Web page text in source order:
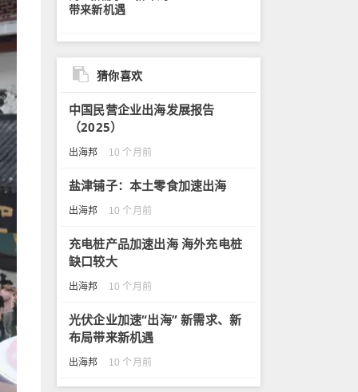
带来新机遇
猜你喜欢
中国民营企业出海发展报告
（2025）
出海邦 10 个月前
盐津铺子：本土零食加速出海
出海邦 10 个月前
充电桩产品加速出海 海外充电桩
缺口较大
出海邦 10 个月前
光伏企业加速“出海” 新需求、新
布局带来新机遇
出海邦 10 个月前